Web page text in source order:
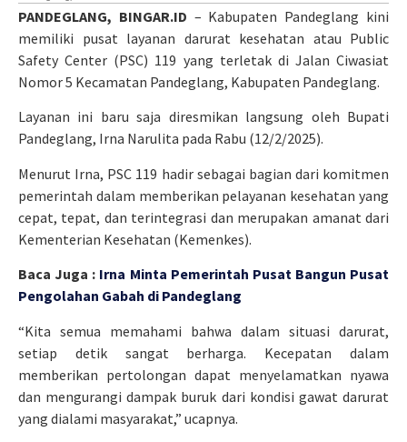
PANDEGLANG, BINGAR.ID – Kabupaten Pandeglang kini
memiliki pusat layanan darurat kesehatan atau Public
Safety Center (PSC) 119 yang terletak di Jalan Ciwasiat
Nomor 5 Kecamatan Pandeglang, Kabupaten Pandeglang.
Layanan ini baru saja diresmikan langsung oleh Bupati
Pandeglang, Irna Narulita pada Rabu (12/2/2025).
Menurut Irna, PSC 119 hadir sebagai bagian dari komitmen
pemerintah dalam memberikan pelayanan kesehatan yang
cepat, tepat, dan terintegrasi dan merupakan amanat dari
Kementerian Kesehatan (Kemenkes).
Baca Juga : Irna Minta Pemerintah Pusat Bangun Pusat
Pengolahan Gabah di Pandeglang
“Kita semua memahami bahwa dalam situasi darurat,
setiap detik sangat berharga. Kecepatan dalam
memberikan pertolongan dapat menyelamatkan nyawa
dan mengurangi dampak buruk dari kondisi gawat darurat
yang dialami masyarakat,” ucapnya.